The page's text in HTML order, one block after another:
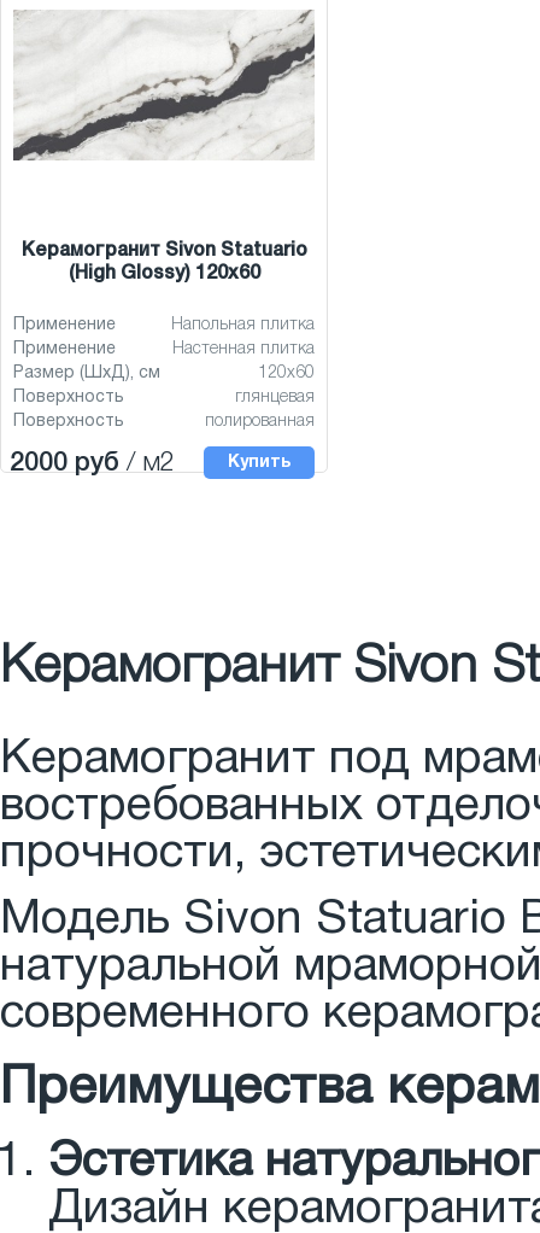
Керамогранит Sivon Statuario
(High Glossy) 120x60
Применение
Напольная плитка
Применение
Настенная плитка
Размер (ШхД), см
120x60
Поверхность
глянцевая
Поверхность
полированная
2000 руб / м2 Купить
Керамогранит Sivon
Керамогранит под
востребованных
прочности,
Модель Sivon Statuario
натуральной
современного
Преимущества
Эстетика
Дизайн